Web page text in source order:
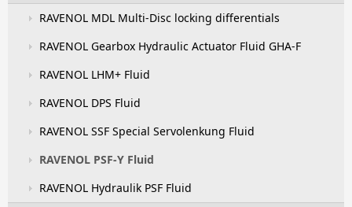
RAVENOL MDL Multi-Disc locking differentials
RAVENOL Gearbox Hydraulic Actuator Fluid GHA-F
RAVENOL LHM+ Fluid
RAVENOL DPS Fluid
RAVENOL SSF Special Servolenkung Fluid
RAVENOL PSF-Y Fluid
RAVENOL Hydraulik PSF Fluid